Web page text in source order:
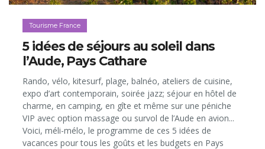
Tourisme France
5 idées de séjours au soleil dans
l’Aude, Pays Cathare
Rando, vélo, kitesurf, plage, balnéo, ateliers de cuisine,
expo d’art contemporain, soirée jazz; séjour en hôtel de
charme, en camping, en gîte et même sur une péniche
VIP avec option massage ou survol de l’Aude en avion...
Voici, méli-mélo, le programme de ces 5 idées de
vacances pour tous les goûts et les budgets en Pays